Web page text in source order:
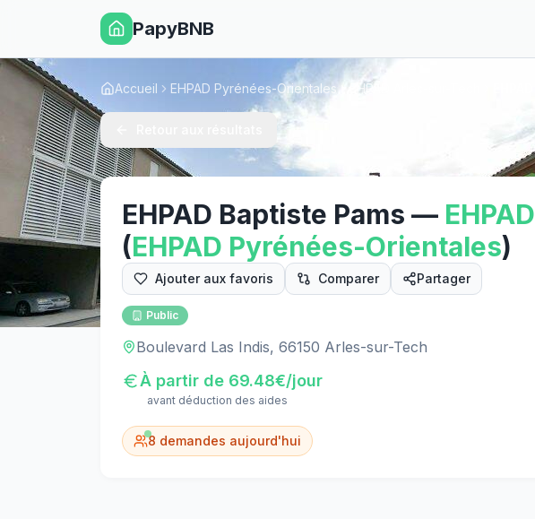
PapyBNB
Accueil EHPAD Pyrénées-Orientales EHPAD Arles-sur-Tech
EHPAD Baptiste Pams — EHPAD
(EHPAD Pyrénées-Orientales)
Ajouter aux favoris Comparer Partager
Public
Boulevard Las Indis, 66150 Arles-sur-Tech
À partir de 69.48€/jour
avant déduction des aides
8 demandes aujourd'hui